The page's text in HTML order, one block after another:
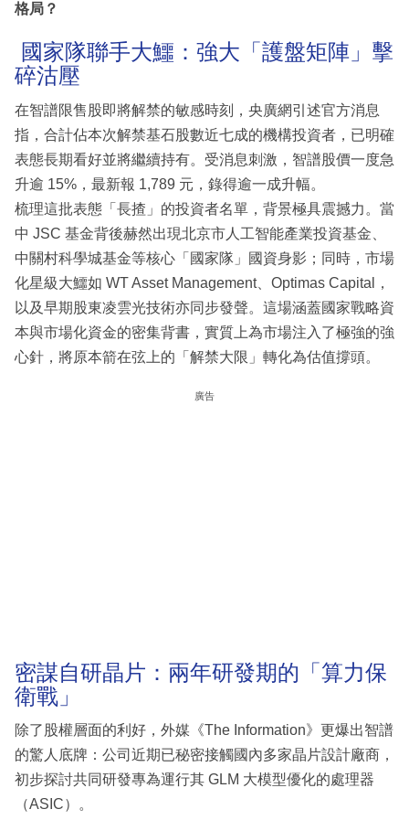
格局？
國家隊聯手大鱷：強大「護盤矩陣」擊
碎沽壓
在智譜限售股即將解禁的敏感時刻，央廣網引述官方消息
指，合計佔本次解禁基石股數近七成的機構投資者，已明確
表態長期看好並將繼續持有。受消息刺激，智譜股價一度急
升逾 15%，最新報 1,789 元，錄得逾一成升幅。
梳理這批表態「長揸」的投資者名單，背景極具震撼力。當
中 JSC 基金背後赫然出現北京市人工智能產業投資基金、
中關村科學城基金等核心「國家隊」國資身影；同時，市場
化星級大鱷如 WT Asset Management、Optimas Capital，
以及早期股東凌雲光技術亦同步發聲。這場涵蓋國家戰略資
本與市場化資金的密集背書，實質上為市場注入了極強的強
心針，將原本箭在弦上的「解禁大限」轉化為估值撐頭。
廣告
密謀自研晶片：兩年研發期的「算力保
衛戰」
除了股權層面的利好，外媒《The Information》更爆出智譜
的驚人底牌：公司近期已秘密接觸國內多家晶片設計廠商，
初步探討共同研發專為運行其 GLM 大模型優化的處理器
（ASIC）。